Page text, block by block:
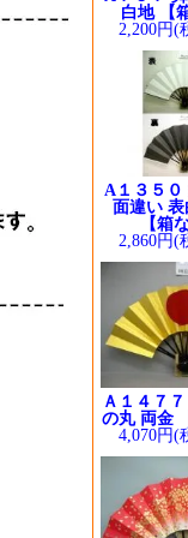
白地 【
2,200円(
A１３５０
面違い
【箱
2,860円(
Ａ１４７
の丸 両金
4,070円(